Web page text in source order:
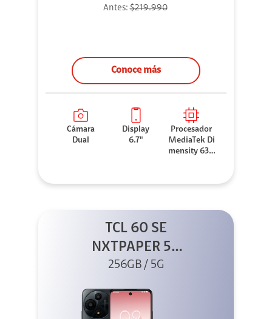
Antes:$219.990
Conoce más
Cámara
Dual
Display
6.7"
Procesador
MediaTek Di
mensity 630
TCL 60 SE
NXTPAPER 5G
256GB Gris
256GB / 5G